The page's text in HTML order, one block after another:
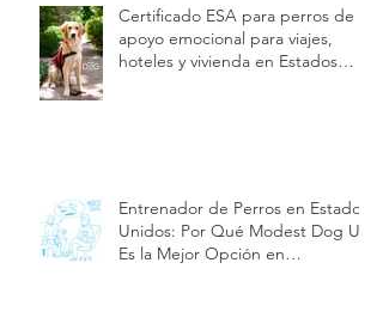
Certificado ESA para perros de
apoyo emocional para viajes,
hoteles y vivienda en Estados
Entrenador de Perros en Estados
Unidos: Por Qué Modest Dog US
Es la Mejor Opción en